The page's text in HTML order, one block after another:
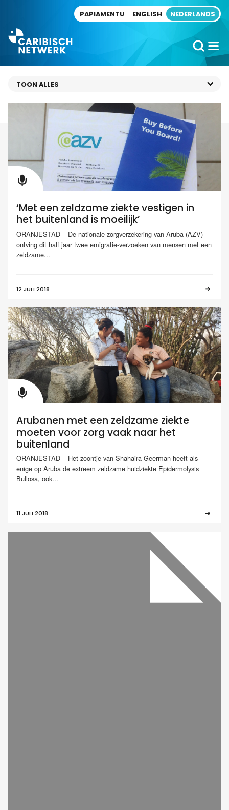
PAPIAMENTU ENGLISH NEDERLANDS
‘Met een zeldzame ziekte vestigen in
het buitenland is moeilijk’
ORANJESTAD – De nationale zorgverzekering van Aruba (AZV)
ontving dit half jaar twee emigratie-verzoeken van mensen met een
zeldzame...
12 JULI 2018
Arubanen met een zeldzame ziekte
moeten voor zorg vaak naar het
buitenland
ORANJESTAD – Het zoontje van Shahaira Geerman heeft als
enige op Aruba de extreem zeldzame huidziekte Epidermolysis
Bullosa, ook...
11 JULI 2018